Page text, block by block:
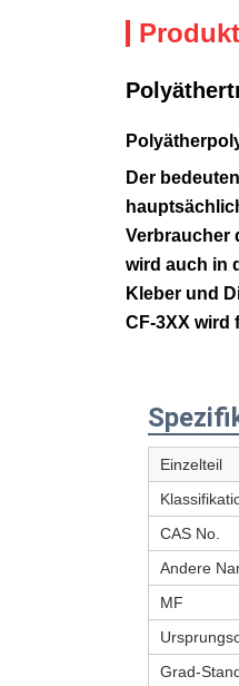
Der
Verbraucher
wird auch in
Kleber und
CF-3XX wird
Einzelteil
CAS No.
Andere
MF
Grad-